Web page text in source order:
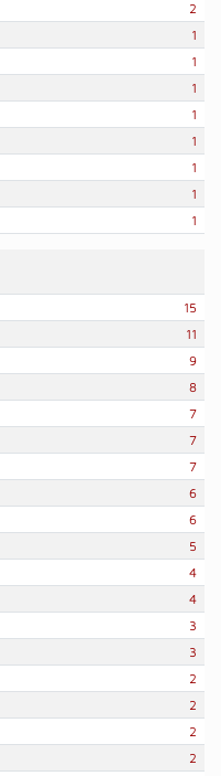
2
1
1
1
1
1
1
1
1
15
11
9
8
7
7
7
6
6
5
4
4
3
3
2
2
2
2